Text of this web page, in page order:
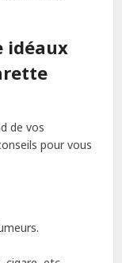
idéaux
de vos
pour vous